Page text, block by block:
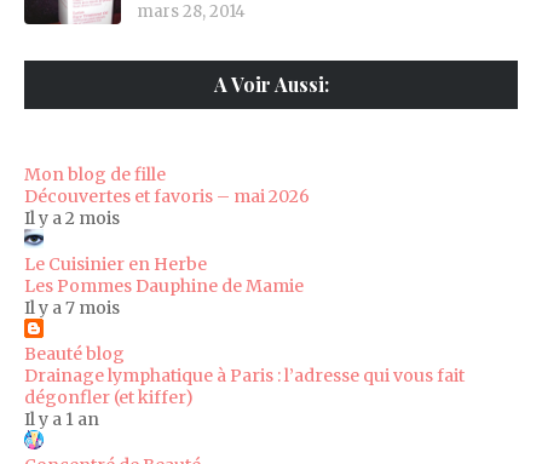
mars 28, 2014
A Voir Aussi:
Mon blog de fille
Découvertes et favoris – mai 2026
Il y a 2 mois
Le Cuisinier en Herbe
Les Pommes Dauphine de Mamie
Il y a 7 mois
Beauté blog
Drainage lymphatique à Paris : l’adresse qui vous fait
dégonfler (et kiffer)
Il y a 1 an